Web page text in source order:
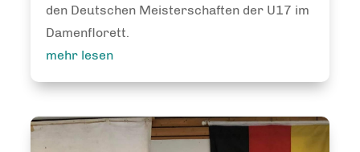
den Deutschen Meisterschaften der U17 im
Damenflorett.
mehr lesen